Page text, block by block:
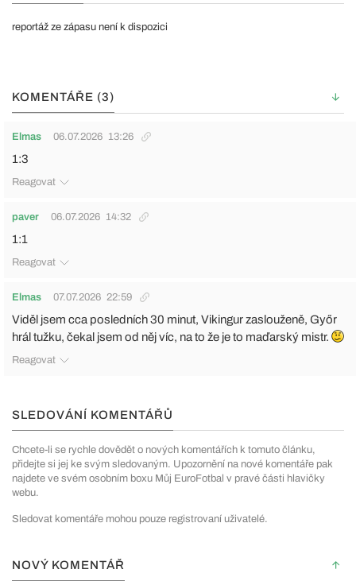
reportáž ze zápasu není k dispozici
KOMENTÁŘE (3)
Elmas 06.07.2026 13:26
1:3
Reagovat
paver 06.07.2026 14:32
1:1
Reagovat
Elmas 07.07.2026 22:59
Viděl jsem cca posledních 30 minut, Vikingur zaslouženě, Győr
hrál tužku, čekal jsem od něj víc, na to že je to maďarský mistr.
Reagovat
SLEDOVÁNÍ KOMENTÁŘŮ
Chcete-li se rychle dovědět o nových komentářích k tomuto článku,
přidejte si jej ke svým sledovaným. Upozornění na nové komentáře pak
najdete ve svém osobním boxu Můj EuroFotbal v pravé části hlavičky
webu.
Sledovat komentáře mohou pouze registrovaní uživatelé.
NOVÝ KOMENTÁŘ